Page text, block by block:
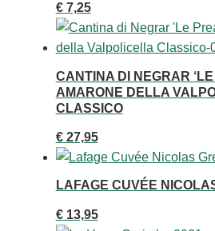
€7,25
CANTINA DI NEGRAR
AMARONE DELLA
CLASSICO
€27,95
LAFAGE CUVÉE
€13,95